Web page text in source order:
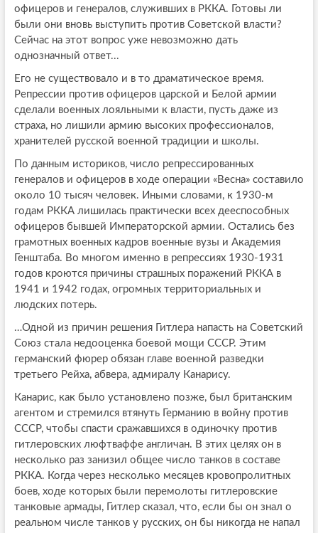
офицеров и генералов, служивших в РККА. Готовы ли
были они вновь выступить против Советской власти?
Сейчас на этот вопрос уже невозможно дать
однозначный ответ...
Его не существовало и в то драматическое время.
Репрессии против офицеров царской и Белой армии
сделали военных лояльными к власти, пусть даже из
страха, но лишили армию высоких профессионалов,
хранителей русской военной традиции и школы.
По данным историков, число репрессированных
генералов и офицеров в ходе операции «Весна» составило
около 10 тысяч человек. Иными словами, к 1930-м
годам РККА лишилась практически всех дееспособных
офицеров бывшей Императорской армии. Остались без
грамотных военных кадров военные вузы и Академия
Генштаба. Во многом именно в репрессиях 1930-1931
годов кроются причины страшных поражений РККА в
1941 и 1942 годах, огромных территориальных и
людских потерь.
…Одной из причин решения Гитлера напасть на Советский
Союз стала недооценка боевой мощи СССР. Этим
германский фюрер обязан главе военной разведки
третьего Рейха, абвера, адмиралу Канарису.
Канарис, как было установлено позже, был британским
агентом и стремился втянуть Германию в войну против
СССР, чтобы спасти сражавшихся в одиночку против
гитлеровских люфтваффе англичан. В этих целях он в
несколько раз занизил общее число танков в составе
РККА. Когда через несколько месяцев кровопролитных
боев, ходе которых были перемолоты гитлеровские
танковые армады, Гитлер сказал, что, если бы он знал о
реальном числе танков у русских, он бы никогда не напал